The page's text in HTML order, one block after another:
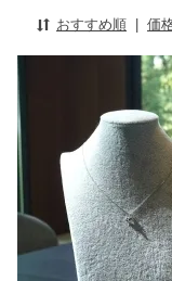
おすすめ順 価